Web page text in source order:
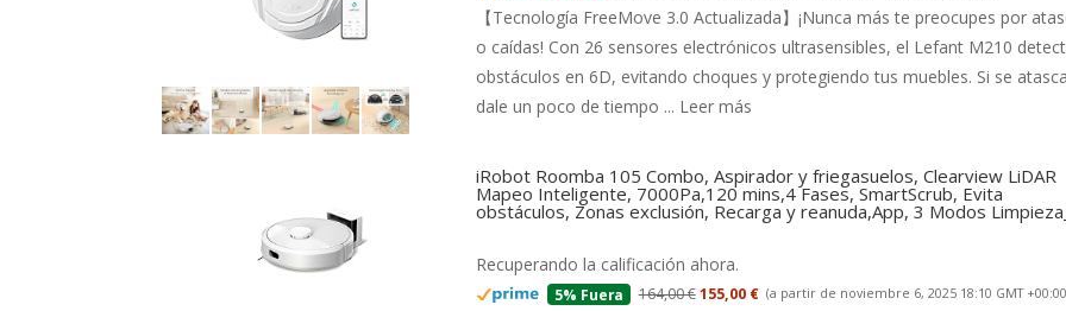
【Tecnología FreeMove 3.0 Actualizada】¡Nunca más te preocupes por
o caídas! Con 26 sensores electrónicos ultrasensibles, el Lefant M210
obstáculos en 6D, evitando choques y protegiendo tus muebles. Si se
dale un poco de tiempo ... Leer más
iRobot Roomba 105 Combo, Aspirador y friegasuelos, Clearview LiDAR
Mapeo Inteligente, 7000Pa,120 mins,4 Fases, SmartScrub, Evita
obstáculos, Zonas exclusión, Recarga y reanuda,App, 3 Modos
Recuperando la calificación ahora.
5% Fuera 164,00 €155,00 € (a partir de noviembre 6, 2025 18:10 GMT